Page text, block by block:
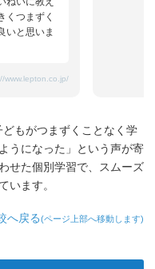
くつまずく
いと思いま
www.lepton.co.jp/
もがつまずくことなく学
うになった」という声が寄
せた個別学習で、スムーズ
います。
へ戻る(ページ上部へ移動します)